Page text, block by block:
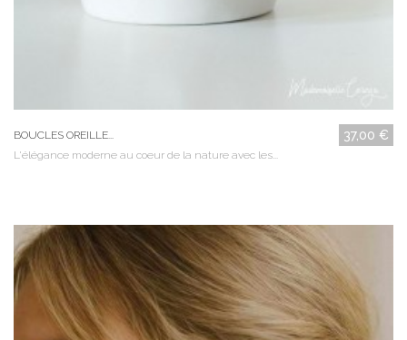
BOUCLES OREILLE... 37,00 €
L'élégance moderne au coeur de la nature avec les...